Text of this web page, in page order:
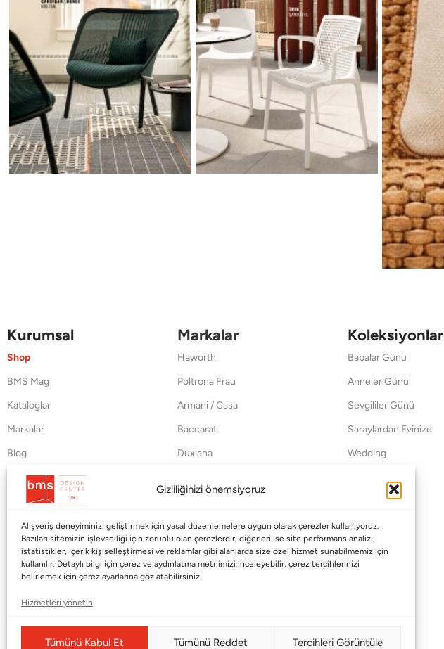
Gizliliğinizi önemsiyoruz
Alışveriş deneyiminizi geliştirmek için yasal düzenlemelere uygun olarak çerezler kullanıyoruz.
Bazıları sitemizin işlevselliği için zorunlu olan çerezlerdir, diğerleri ise site performans analizi,
istatistikler, içerik kişiselleştirmesi ve reklamlar gibi alanlarda size özel hizmet sunabilmemiz için
kullanılır. Detaylı bilgi için çerez ve aydınlatma metnimizi inceleyebilir, çerez tercihlerinizi
belirlemek için çerez ayarlarına göz atabilirsiniz.
Hizmetleri yönetin
Tümünü Kabul Et Tümünü Reddet Tercihleri Görüntüle
Kurumsal
Shop
BMS Mag
Kataloglar
Markalar
Blog
Hakkımızda
İletişim
Markalar
Haworth
Poltrona Frau
Armani / Casa
Baccarat
Duxiana
Koleksiyonlar
Babalar Günü
Anneler Günü
Sevgililer Günü
Saraylardan Evinize
Wedding
Yat